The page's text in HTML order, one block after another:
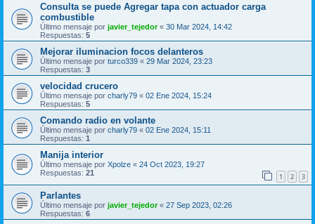
Consulta se puede Agregar tapa con actuador carga
combustible
Último mensaje por javier_tejedor« 30 Mar 2024, 14:42
Respuestas: 5
Mejorar iluminacion focos delanteros
Último mensaje por turco339 « 29 Mar 2024, 23:23
Respuestas: 3
velocidad crucero
Último mensaje por charly79 « 02 Ene 2024, 15:24
Respuestas: 5
Comando radio en volante
Último mensaje por charly79 « 02 Ene 2024, 15:11
Respuestas: 1
Manija interior
Último mensaje por Xpolze « 24 Oct 2023, 19:27
Respuestas: 21 1 2 3
Parlantes
Último mensaje por javier_tejedor« 27 Sep 2023, 02:26
Respuestas: 6